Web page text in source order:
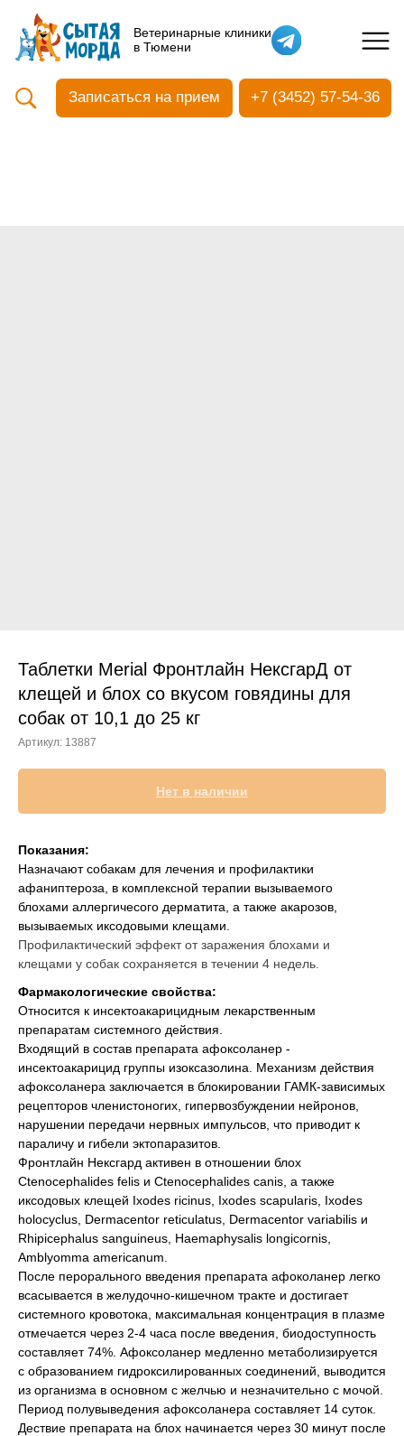
Ветеринарные клиники
в Тюмени
Кастрация собак
Вакцинация
Ультразвуковая чистка зубов
Общий анализ крови
Лечение кроликов
Таблетки Merial Фронтлайн НексгарД от
клещей и блох со вкусом говядины для
собак от 10,1 до 25 кг
Артикул: 13887
Нет в наличии
Показания:
Назначают собакам для лечения и профилактики
афаниптероза, в комплексной терапии вызываемого
блохами аллергичесого дерматита, а также акарозов,
вызываемых иксодовыми клещами.
Профилактический эффект от заражения блохами и
клещами у собак сохраняется в течении 4 недель.
Фармакологические свойства:
Относится к инсектоакарицидным лекарственным
препаратам системного действия.
Входящий в состав препарата афоксоланер -
инсектоакарицид группы изоксазолина. Механизм действия
афоксоланера заключается в блокировании ГАМК-зависимых
рецепторов членистоногих, гипервозбуждении нейронов,
нарушении передачи нервных импульсов, что приводит к
параличу и гибели эктопаразитов.
Фронтлайн Нексгард активен в отношении блох
Ctenocephalides felis и Ctenocephalides canis, а также
иксодовых клещей Ixodes ricinus, Ixodes scapularis, Ixodes
holocyclus, Dermacentor reticulatus, Dermacentor variabilis и
Rhipicephalus sanguineus, Haemaphysalis longicornis,
Amblyomma americanum.
После перорального введения препарата афоколанер легко
всасывается в желудочно-кишечном тракте и достигает
системного кровотока, максимальная концентрация в плазме
отмечается через 2-4 часа после введения, биодоступность
составляет 74%. Афоксоланер медленно метаболизируется
с образованием гидроксилированных соединений, выводится
из организма в основном с желчью и незначительно с мочой.
Период полувыведения афоксоланера составляет 14 суток.
Дествие препарата на блох начинается через 30 минут после